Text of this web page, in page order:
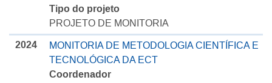
Tipo do projeto
PROJETO DE MONITORIA
2024
MONITORIA DE METODOLOGIA CIENTÍFICA E
TECNOLÓGICA DA ECT
Coordenador